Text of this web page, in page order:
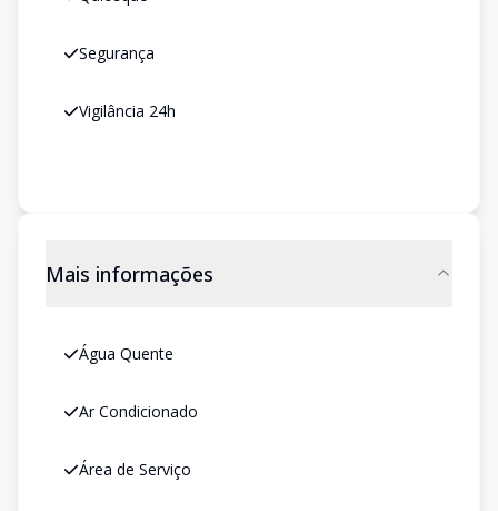
Segurança
Vigilância 24h
Mais informações
Água Quente
Ar Condicionado
Área de Serviço